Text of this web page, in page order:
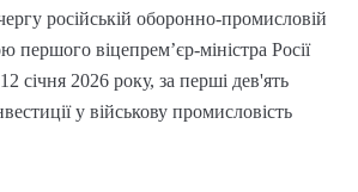
російській оборонно-промисловій
першого віцепрем’єр-міністра Росії
січня 2026 року, за перші дев'ять
у військову промисловість